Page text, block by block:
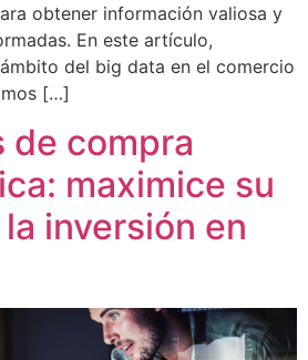
obtener información valiosa y
En este artículo,
del big data en el comercio
[…]
de compra
maximice su
inversión en